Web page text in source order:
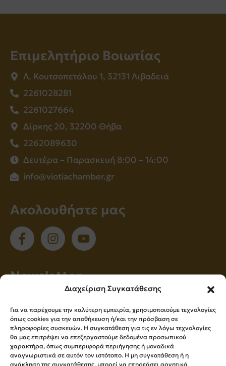
Διαχείριση Συγκατάθεσης
Για να παρέχουμε την καλύτερη εμπειρία, χρησιμοποιούμε τεχνολογίες
όπως cookies για την αποθήκευση ή/και την πρόσβαση σε
πληροφορίες συσκευών. Η συγκατάθεση για τις εν λόγω τεχνολογίες
θα μας επιτρέψει να επεξεργαστούμε δεδομένα προσωπικού
χαρακτήρα, όπως συμπεριφορά περιήγησης ή μοναδικά
αναγνωριστικά σε αυτόν τον ιστότοπο. Η μη συγκατάθεση ή η
ανάκληση της συγκατάθεσης, μπορεί να επηρεάσει αρνητικά
Επιμελητήριο Βοιωτίας
Λ. Κουτσοπετάλου 1, 32131 Λιβαδειά
2261028281
2261027664
Δίρκης 20, 32200 Θήβα
2262089630
Δευτέρα – Παρασκευή 8:00 – 14:00
info@viotiachamber.gr
Ακολουθήστε μας
Νewsletter
ενημερώνεστε πρώτοι για όλα τα νέα μας!
Εγγραφή